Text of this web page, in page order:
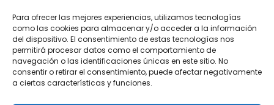
Para ofrecer las mejores experiencias, utilizamos tecnologías
como las cookies para almacenar y/o acceder a la información
del dispositivo. El consentimiento de estas tecnologías nos
permitirá procesar datos como el comportamiento de
navegación o las identificaciones únicas en este sitio. No
consentir o retirar el consentimiento, puede afectar negativamente
a ciertas características y funciones.
COMPRA
SEGURA
ENVÍO 24-48H TIENDA FÍSICA